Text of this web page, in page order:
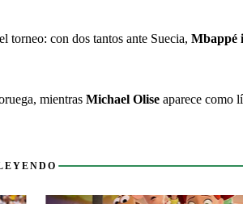
con dos tantos ante Suecia, Mbappé
mientras Michael Olise aparece como